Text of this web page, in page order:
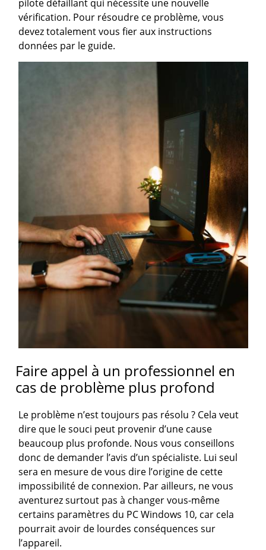
pilote défaillant qui nécessite une nouvelle
vérification. Pour résoudre ce problème, vous
devez totalement vous fier aux instructions
données par le guide.
Faire appel à un professionnel en
cas de problème plus profond
Le problème n’est toujours pas résolu ? Cela veut
dire que le souci peut provenir d’une cause
beaucoup plus profonde. Nous vous conseillons
donc de demander l’avis d’un spécialiste. Lui seul
sera en mesure de vous dire l’origine de cette
impossibilité de connexion. Par ailleurs, ne vous
aventurez surtout pas à changer vous-même
certains paramètres du PC Windows 10, car cela
pourrait avoir de lourdes conséquences sur
l’appareil.